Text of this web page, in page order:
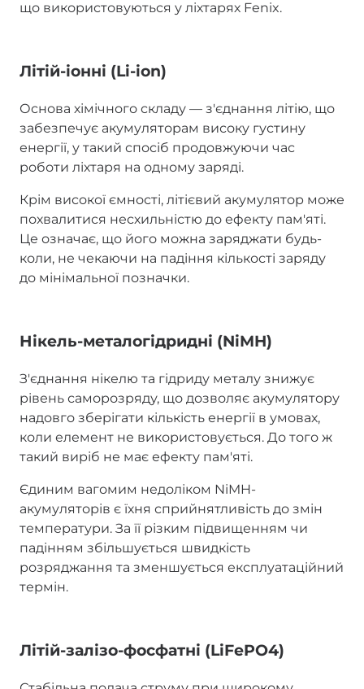
що використовуються у ліхтарях Fenix.
Літій-іонні (Li-ion)
Основа хімічного складу — з'єднання літію, що
забезпечує акумуляторам високу густину
енергії, у такий спосіб продовжуючи час
роботи ліхтаря на одному заряді.
Крім високої ємності, літієвий акумулятор може
похвалитися несхильністю до ефекту пам'яті.
Це означає, що його можна заряджати будь-
коли, не чекаючи на падіння кількості заряду
до мінімальної позначки.
Нікель-металогідридні (NiMH)
З'єднання нікелю та гідриду металу знижує
рівень саморозряду, що дозволяє акумулятору
надовго зберігати кількість енергії в умовах,
коли елемент не використовується. До того ж
такий виріб не має ефекту пам'яті.
Єдиним вагомим недоліком NiMH-
акумуляторів є їхня сприйнятливість до змін
температури. За її різким підвищенням чи
падінням збільшується швидкість
розряджання та зменшується експлуатаційний
термін.
Літій-залізо-фосфатні (LiFePO4)